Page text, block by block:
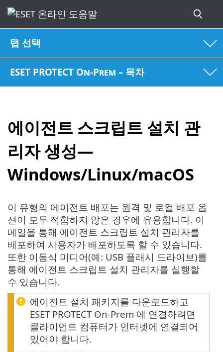
탭 선택
ESET PROTECT On-Prem – 목차
에이전트 스크립트 설치 관
리자 생성—
Windows/Linux/macOS
이 유형의 에이전트 배포는 원격 및 로컬 배포 옵
션이 모두 적합하지 않은 경우에 유용합니다. 이
메일을 통해 에이전트 스크립트 설치 관리자를
배포하여 사용자가 배포하도록 할 수 있습니다.
또한 이동식 미디어(예: USB 플래시 드라이브)를
통해 에이전트 스크립트 설치 관리자를 실행할
수 있습니다.
에이전트 설치 패키지를 다운로드하고
ESET PROTECT On-Prem 에 연결하려면
클라이언트 컴퓨터가 인터넷에 연결되어
있어야 합니다.